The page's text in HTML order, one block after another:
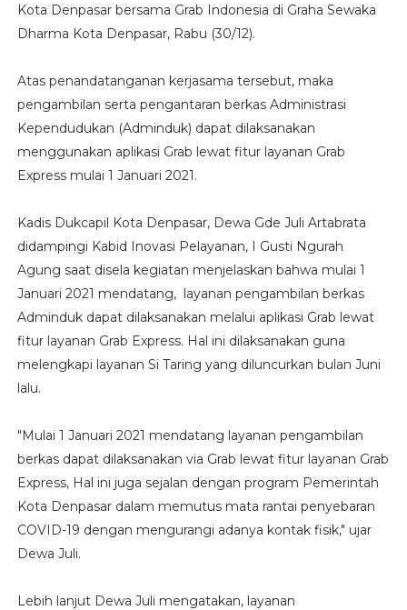
Kota Denpasar bersama Grab Indonesia di Graha Sewaka
Dharma Kota Denpasar, Rabu (30/12).
Atas penandatanganan kerjasama tersebut, maka
pengambilan serta pengantaran berkas Administrasi
Kependudukan (Adminduk) dapat dilaksanakan
menggunakan aplikasi Grab lewat fitur layanan Grab
Express mulai 1 Januari 2021.
Kadis Dukcapil Kota Denpasar, Dewa Gde Juli Artabrata
didampingi Kabid Inovasi Pelayanan, I Gusti Ngurah
Agung saat disela kegiatan menjelaskan bahwa mulai 1
Januari 2021 mendatang, layanan pengambilan berkas
Adminduk dapat dilaksanakan melalui aplikasi Grab lewat
fitur layanan Grab Express. Hal ini dilaksanakan guna
melengkapi layanan Si Taring yang diluncurkan bulan Juni
lalu.
"Mulai 1 Januari 2021 mendatang layanan pengambilan
berkas dapat dilaksanakan via Grab lewat fitur layanan Grab
Express, Hal ini juga sejalan dengan program Pemerintah
Kota Denpasar dalam memutus mata rantai penyebaran
COVID-19 dengan mengurangi adanya kontak fisik," ujar
Dewa Juli.
Lebih lanjut Dewa Juli mengatakan, layanan